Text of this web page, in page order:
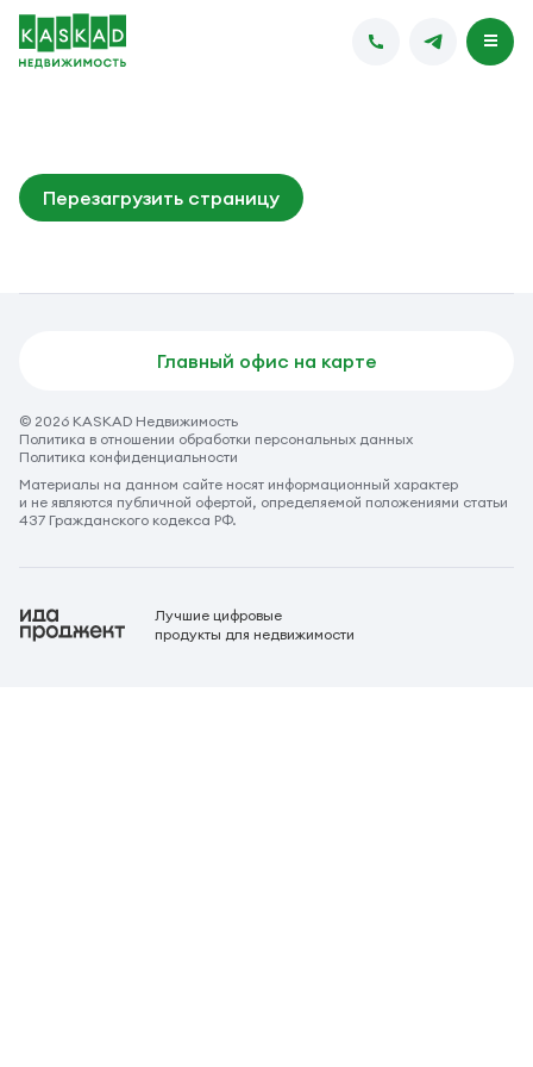
Перезагрузить страницу
Главный офис на карте
© 2026 KASKAD Недвижимость
Политика в отношении обработки персональных данных
Политика конфиденциальности
Материалы на данном сайте носят информационный характер
и не являются публичной офертой, определяемой положениями статьи
437 Гражданского кодекса РФ.
Лучшие цифровые
продукты для недвижимости